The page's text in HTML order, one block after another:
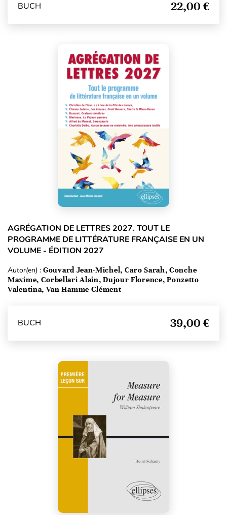
BUCH 22,00 €
AGRÉGATION DE LETTRES 2027. TOUT LE
PROGRAMME DE LITTÉRATURE FRANÇAISE EN UN
VOLUME - ÉDITION 2027
Autor(en) : Gouvard Jean-Michel, Caro Sarah, Conche
Maxime, Corbellari Alain, Dujour Florence, Ponzetto
Valentina, Van Hamme Clément
BUCH 39,00 €